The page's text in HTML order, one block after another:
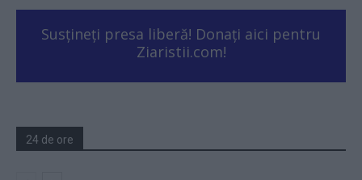
Susțineți presa liberă! Donați aici pentru
Ziaristii.com!
24 de ore